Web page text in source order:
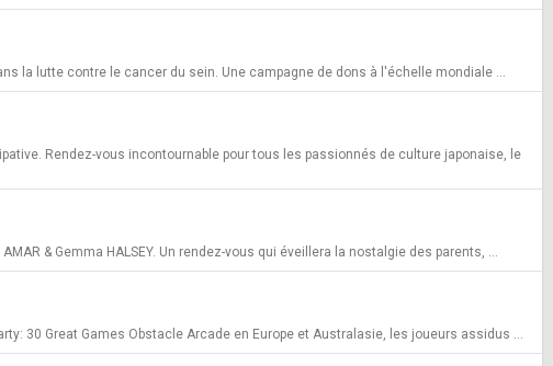
la lutte contre le cancer du sein. Une campagne de dons à l'échelle mondiale ...
Rendez-vous incontournable pour tous les passionnés de culture japonaise, le
& Gemma HALSEY. Un rendez-vous qui éveillera la nostalgie des parents, ...
30 Great Games Obstacle Arcade en Europe et Australasie, les joueurs assidus ...